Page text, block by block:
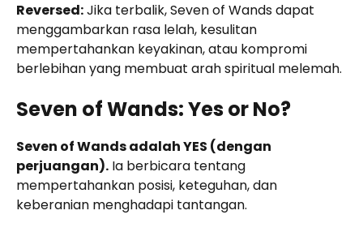
Reversed:Jika terbalik, Seven of Wands dapat
menggambarkan rasa lelah, kesulitan
mempertahankan keyakinan, atau kompromi
berlebihan yang membuat arah spiritual melemah.
Seven of Wands: Yes or No?
Seven of Wands adalah YES (dengan
perjuangan). Ia berbicara tentang
mempertahankan posisi, keteguhan, dan
keberanian menghadapi tantangan.